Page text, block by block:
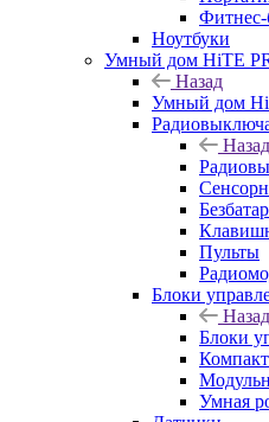
Фитнес-
Ноутбуки
Умный дом HiTE
Назад
Умный дом
Назад
Пульты
Блоки
Назад
Блоки
Умная